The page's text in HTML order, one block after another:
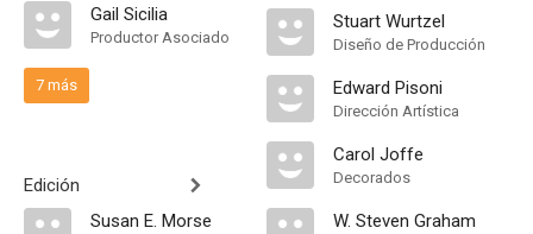
Gail Sicilia
Productor Asociado
7 más
Edición
Susan E. Morse
Stuart Wurtzel
Diseño de Producción
Edward Pisoni
Dirección Artística
Carol Joffe
Decorados
W. Steven Graham